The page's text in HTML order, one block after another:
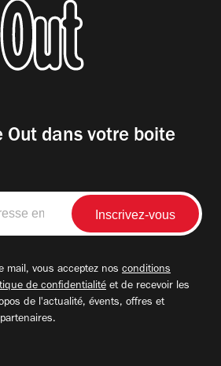
Out dans votre boite
mail, vous acceptez nos conditions
de confidentialité et de recevoir les
de l'actualité, évents, offres et